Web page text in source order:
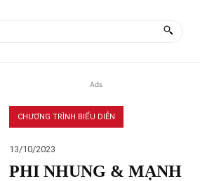
Ads
CHƯƠNG TRÌNH BIỂU DIỄN
13/10/2023
PHI NHUNG & MẠNH